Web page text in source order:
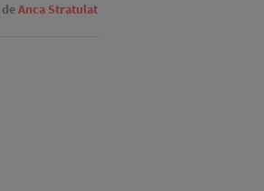
deAnca Stratulat